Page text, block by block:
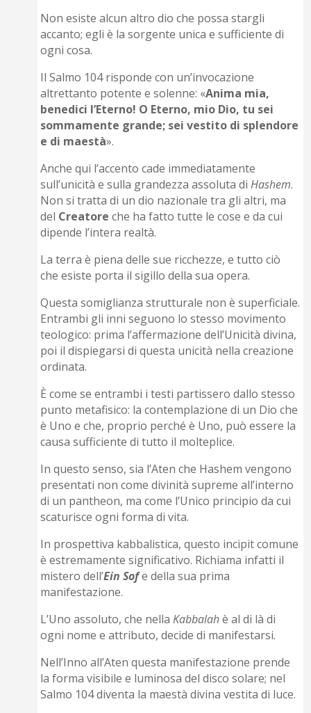
Non esiste alcun altro dio che possa stargli
accanto; egli è la sorgente unica e sufficiente di
ogni cosa.
Il Salmo 104 risponde con un’invocazione
altrettanto potente e solenne: «Anima mia,
benedici l’Eterno! O Eterno, mio Dio, tu sei
sommamente grande; sei vestito di splendore
e di maestà».
Anche qui l’accento cade immediatamente
sull’unicità e sulla grandezza assoluta diHashem.
Non si tratta di un dio nazionale tra gli altri, ma
del Creatore che ha fatto tutte le cose e da cui
dipende l’intera realtà.
La terra è piena delle sue ricchezze, e tutto ciò
che esiste porta il sigillo della sua opera.
Questa somiglianza strutturale non è superficiale.
Entrambi gli inni seguono lo stesso movimento
teologico: prima l’affermazione dell’Unicità divina,
poi il dispiegarsi di questa unicità nella creazione
ordinata.
È come se entrambi i testi partissero dallo stesso
punto metafisico: la contemplazione di un Dio che
è Uno e che, proprio perché è Uno, può essere la
causa sufficiente di tutto il molteplice.
In questo senso, sia l’Aten che Hashem vengono
presentati non come divinità supreme all’interno
di un pantheon, ma come l’Unico principio da cui
scaturisce ogni forma di vita.
In prospettiva kabbalistica, questo incipit comune
è estremamente significativo. Richiama infatti il
mistero dell’Ein Sofe della sua prima
manifestazione.
L’Uno assoluto, che nellaKabbalahè al di là di
ogni nome e attributo, decide di manifestarsi.
Nell’Inno all’Aten questa manifestazione prende
la forma visibile e luminosa del disco solare; nel
Salmo 104 diventa la maestà divina vestita di luce.